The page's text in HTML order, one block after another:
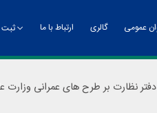
عمومی گالری ارتباط با ما ثبت
دفتر نظارت بر طرح های عمرانی